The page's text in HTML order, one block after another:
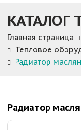
КАТАЛОГ
Главная страница
Тепловое
Радиатор
Радиатор